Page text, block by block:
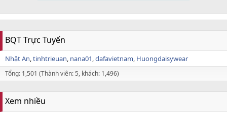
BQT Trực Tuyến
Nhật An tinhtrieuan nana01 dafavietnam Huongdaisywear
Tổng: 1,501 (Thành viên: 5, khách: 1,496)
Xem nhiều